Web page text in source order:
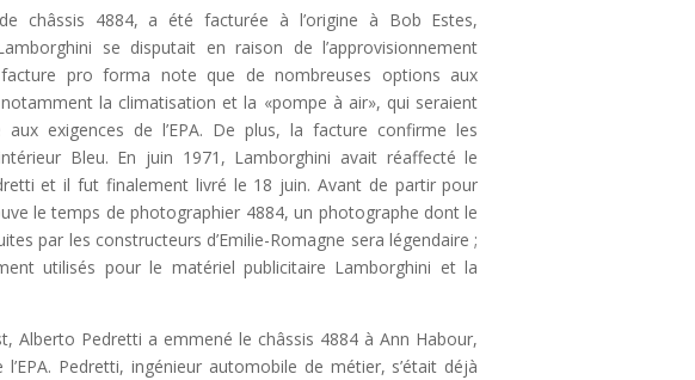
châssis 4884, a été facturée à l’origine à Bob Estes,
se disputait en raison de l’approvisionnement
pro forma note que de nombreuses options aux
la climatisation et la «pompe à air», qui seraient
aux exigences de l’EPA. De plus, la facture confirme les
Bleu. En juin 1971, Lamborghini avait réaffecté le
et il fut finalement livré le 18 juin. Avant de partir pour
le temps de photographier 4884, un photographe dont le
par les constructeurs d’Emilie-Romagne sera légendaire ;
utilisés pour le matériel publicitaire Lamborghini et la
Alberto Pedretti a emmené le châssis 4884 à Ann Habour,
Pedretti, ingénieur automobile de métier, s’était déjà